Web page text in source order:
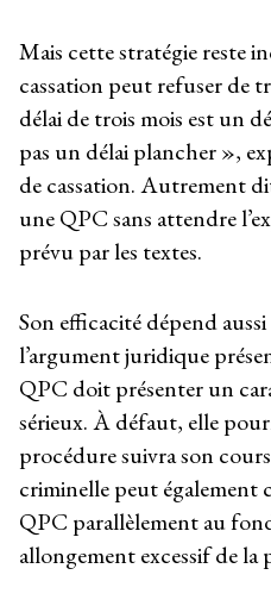
Mais cette stratégie reste
cassation peut refuser de
délai de trois mois est un
pas un délai plancher »,
de cassation. Autrement
une QPC sans attendre
prévu par les textes.
Son efficacité dépend
l’argument juridique
QPC doit présenter un
sérieux. À défaut, elle
procédure suivra son
criminelle peut également
QPC parallèlement au
allongement excessif de la